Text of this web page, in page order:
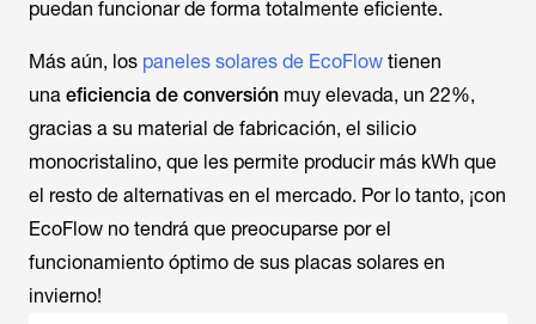
puedan funcionar de forma totalmente eficiente.
Más aún, los paneles solares de EcoFlow tienen
una eficiencia de conversión muy elevada, un 22%,
gracias a su material de fabricación, el silicio
monocristalino, que les permite producir más kWh que
el resto de alternativas en el mercado. Por lo tanto, ¡con
EcoFlow no tendrá que preocuparse por el
funcionamiento óptimo de sus placas solares en
invierno!